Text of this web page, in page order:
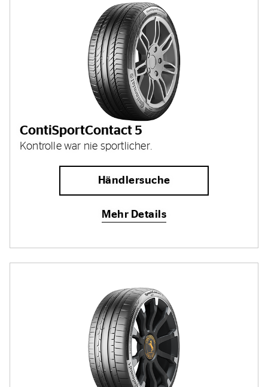
ContiSportContact 5
Kontrolle war nie sportlicher.
Händlersuche
Mehr Details